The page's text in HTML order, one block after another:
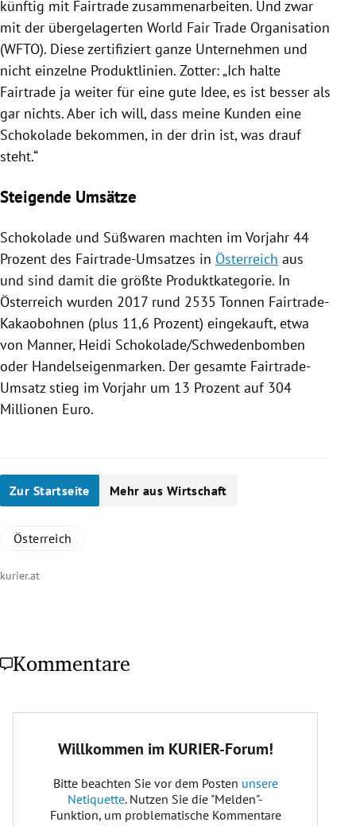
künftig mit Fairtrade zusammenarbeiten. Und zwar
mit der übergelagerten World Fair Trade Organisation
(WFTO). Diese zertifiziert ganze Unternehmen und
nicht einzelne Produktlinien. Zotter: „Ich halte
Fairtrade ja weiter für eine gute Idee, es ist besser als
gar nichts. Aber ich will, dass meine Kunden eine
Schokolade bekommen, in der drin ist, was drauf
steht.“
Steigende Umsätze
Schokolade und Süßwaren machten im Vorjahr 44
Prozent des Fairtrade-Umsatzes in Österreich aus
und sind damit die größte Produktkategorie. In
Österreich wurden 2017 rund 2535 Tonnen Fairtrade-
Kakaobohnen (plus 11,6 Prozent) eingekauft, etwa
von Manner, Heidi Schokolade/Schwedenbomben
oder Handelseigenmarken. Der gesamte Fairtrade-
Umsatz stieg im Vorjahr um 13 Prozent auf 304
Millionen Euro.
Zur Startseite Mehr aus Wirtschaft
Österreich
kurier.at
Kommentare